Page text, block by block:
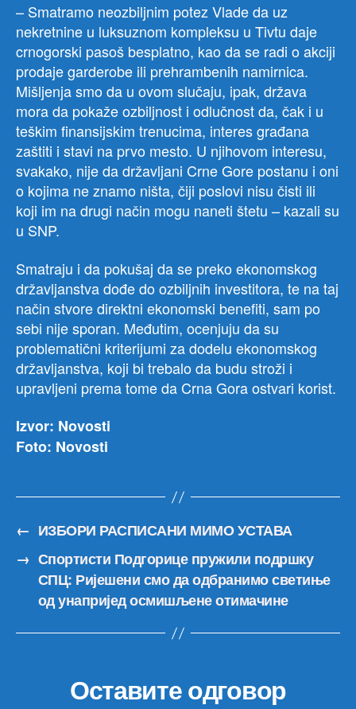
– Smatramo neozbiljnim potez Vlade da uz
nekretnine u luksuznom kompleksu u Tivtu daje
crnogorski pasoš besplatno, kao da se radi o akciji
prodaje garderobe ili prehrambenih namirnica.
Mišljenja smo da u ovom slučaju, ipak, država
mora da pokaže ozbiljnost i odlučnost da, čak i u
teškim finansijskim trenucima, interes građana
zaštiti i stavi na prvo mesto. U njihovom interesu,
svakako, nije da državljani Crne Gore postanu i oni
o kojima ne znamo ništa, čiji poslovi nisu čisti ili
koji im na drugi način mogu naneti štetu – kazali su
u SNP.
Smatraju i da pokušaj da se preko ekonomskog
državljanstva dođe do ozbiljnih investitora, te na taj
način stvore direktni ekonomski benefiti, sam po
sebi nije sporan. Međutim, ocenjuju da su
problematični kriterijumi za dodelu ekonomskog
državljanstva, koji bi trebalo da budu stroži i
upravljeni prema tome da Crna Gora ostvari korist.
Izvor: Novosti
Foto: Novosti
← ИЗБОРИ РАСПИСАНИ МИМО УСТАВА
→ Спортисти Подгорице пружили подршку
СПЦ: Ријешени смо да одбранимо светиње
од унапријед осмишљене отимачине
Оставите одговор